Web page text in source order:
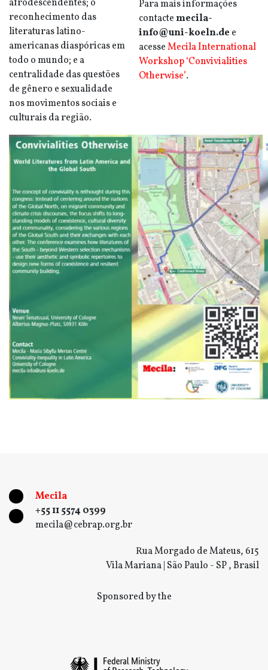
afrodescendentes; o
reconhecimento das
literaturas latino-
americanas diaspóricas em
todo o mundo; e a
centralidade das questões
de gênero e sexualidade
nos movimentos sociais e
culturais da região.
Para mais informações
contactemecila-
info@uni-koeln.de e
acesseMecila International
Workshop ‘Convivialities
Otherwise’.
Mecila
+55 11 5574 0399
mecila@cebrap.org.br
Rua Morgado de Mateus, 615
Vila Mariana | São Paulo - SP , Brasil
Sponsored by the